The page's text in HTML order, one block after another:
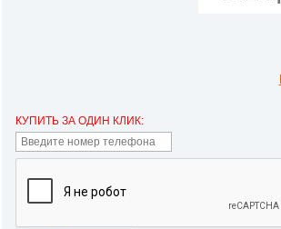
КУПИТЬ ЗА ОДИН КЛИК: